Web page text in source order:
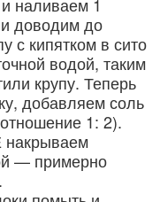
наливаем 1
доводим до
с кипятком в сито
водой, таким
крупу. Теперь
добавляем соль
1: 2).
накрываем
— примерно